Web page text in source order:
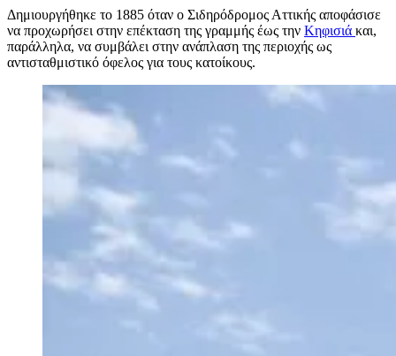
Δημιουργήθηκε το 1885 όταν ο Σιδηρόδρομος Αττικής αποφάσισε
να προχωρήσει στην επέκταση της γραμμής έως την Κηφισιά και,
παράλληλα, να συμβάλει στην ανάπλαση της περιοχής ως
αντισταθμιστικό όφελος για τους κατοίκους.